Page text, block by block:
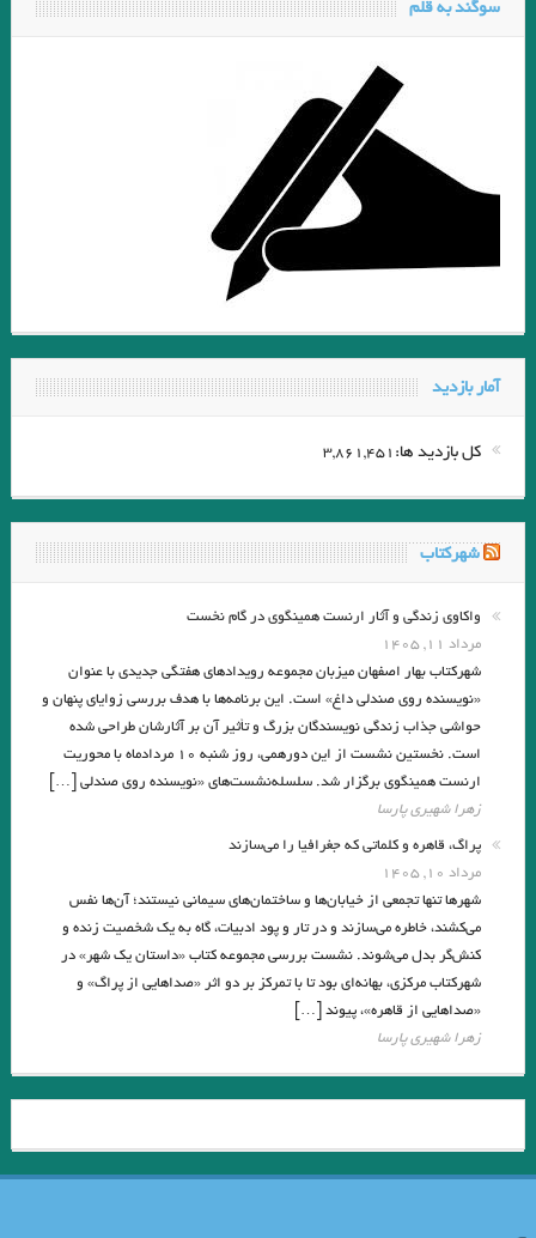
سوگند به قلم
آمار بازدید
کل بازدید ها: 3,861,451
شهرکتاب
واکاوی زندگی و آثار ارنست همینگوی در گام نخست
مرداد ۱۱, ۱۴۰۵
شهرکتاب بهار اصفهان میزبان مجموعه رویدادهای هفتگی جدیدی با عنوان
«نویسنده روی صندلی داغ» است. این برنامه‌ها با هدف بررسی زوایای پنهان و
حواشی جذاب زندگی نویسندگان بزرگ و تأثیر آن بر آثارشان طراحی شده
است. نخستین نشست از این دورهمی، روز شنبه ۱۰ مردادماه با محوریت
ارنست همینگوی برگزار شد. سلسله‌نشست‌های «نویسنده روی صندلی […]
زهرا شهیری پارسا
پراگ، قاهره و کلماتی که جغرافیا را می‌سازند
مرداد ۱۰, ۱۴۰۵
شهرها تنها تجمعی از خیابان‌ها و ساختمان‌های سیمانی نیستند؛ آن‌ها نفس
می‌کشند، خاطره می‌سازند و در تار و پود ادبیات، گاه به یک شخصیت زنده و
کنش‌گر بدل می‌شوند. نشست بررسی مجموعه کتاب «داستان یک شهر» در
شهرکتاب مرکزی، بهانه‌ای بود تا با تمرکز بر دو اثر «صداهایی از پراگ» و
«صداهایی از قاهره»، پیوند […]
زهرا شهیری پارسا